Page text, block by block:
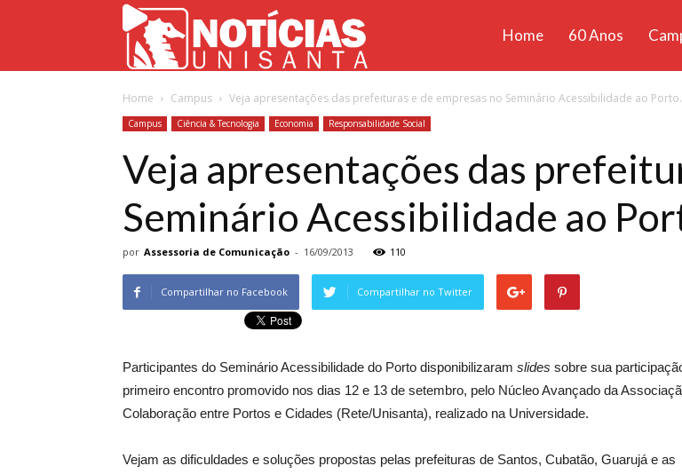
Unisanta
Home 60 Anos
Home Campus Veja apresentações das prefeituras e de empresas no Seminário Acessibilidade ao
Campus Ciência & Tecnologia Economia Responsabilidade Social
Veja apresentações das
Seminário Acessibilidade ao
por Assessoria de Comunicação - 16/09/2013 110
Compartilhar no Facebook Compartilhar no Twitter
Participantes do Seminário Acessibilidade do Porto disponibilizaram slides sobre sua
primeiro encontro promovido nos dias 12 e 13 de setembro, pelo Núcleo Avançado da
Colaboração entre Portos e Cidades (Rete/Unisanta), realizado na Universidade.
Vejam as dificuldades e soluções propostas pelas prefeituras de Santos, Cubatão, Guarujá e as